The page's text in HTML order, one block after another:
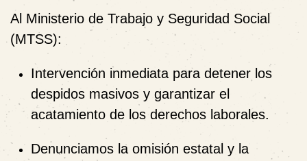
Al Ministerio de Trabajo y Seguridad Social
(MTSS):
Intervención inmediata para detener los
despidos masivos y garantizar el
acatamiento de los derechos laborales.
Denunciamos la omisión estatal y la